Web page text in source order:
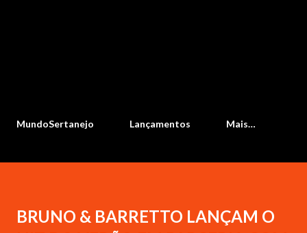
MundoSertanejo Lançamentos Mais…
BRUNO & BARRETTO LANÇAM O